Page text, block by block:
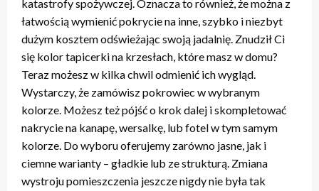
katastrofy spożywczej. Oznacza to również, że można z
łatwością wymienić pokrycie na inne, szybko i niezbyt
dużym kosztem odświeżając swoją jadalnię. Znudził Ci
się kolor tapicerki na krzesłach, które masz w domu?
Teraz możesz w kilka chwil odmienić ich wygląd.
Wystarczy, że zamówisz pokrowiec w wybranym
kolorze. Możesz też pójść o krok dalej i skompletować
nakrycie na kanapę, wersalkę, lub fotel w tym samym
kolorze. Do wyboru oferujemy zarówno jasne, jak i
ciemne warianty – gładkie lub ze strukturą. Zmiana
wystroju pomieszczenia jeszcze nigdy nie była tak